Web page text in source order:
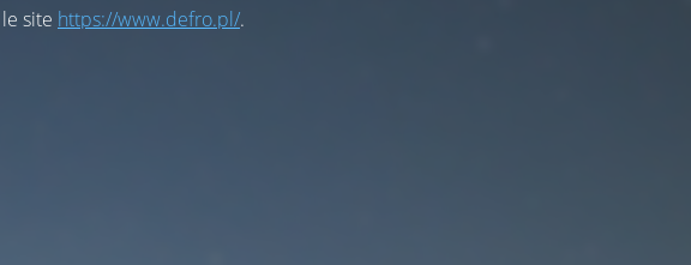
site https://www.defro.pl/.